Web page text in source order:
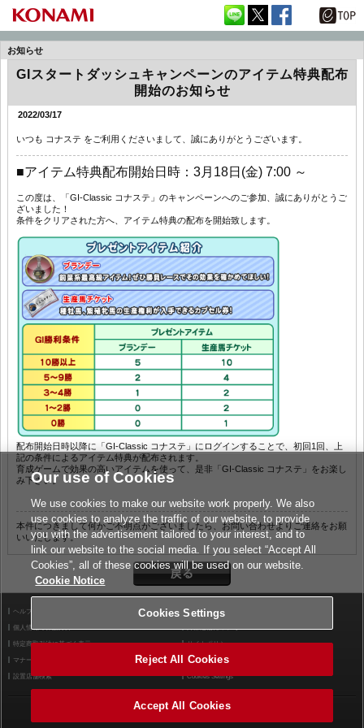
お知らせ
GIスタートダッシュキャンペーンのアイテム特典配布
開始のお知らせ
2022/03/17
いつも コナステ をご利用くださいまして、誠にありがとうございます。
■アイテム特典配布開始日時：3月18日(金) 7:00 ～
この度は、「GI-Classic コナステ」のキャンペーンへのご参加、誠にありがとうご
ざいました！
条件をクリアされた方へ、アイテム特典の配布を開始致します。
配布開始日時以降に「GI-Classic コナステ」にログインすることで、初回1回、上
記の条件によるアイテム特典が配布されます。
育成ゲームで効果の高いアイテムを使って、是非「GI-Classic コナステ」をお楽し
み下さい。
本件につきまして何かご不明点がございましたら、お問い合わせよりご連絡をお願
いいたします。
ヘルプ
利用規約
個人情報等保護方針
外部送信について
特定商取引法に基づく表示
サイトポリシー
マナー＆ルール
お問い合わせ
設置店舗検索
Cookies Settings
©2026 Konami Arcade Games
Our use of Cookies
We use cookies to make our website work properly. We also
use cookies to analyze the traffic of our website, to provide
you with the advertisement tailored to your interest, and to
link our website to the social media. If you select “Accept All
Cookies”, all of these cookies will be used on our website.
Cookie Notice
Cookies Settings
Reject All Cookies
Accept All Cookies